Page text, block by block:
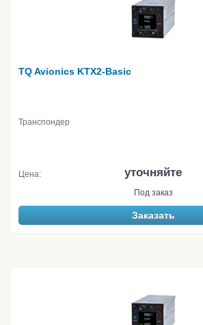
TQ Avionics KTX2-Basic
Транспондер
Цена: уточняйте
Под заказ
Заказать